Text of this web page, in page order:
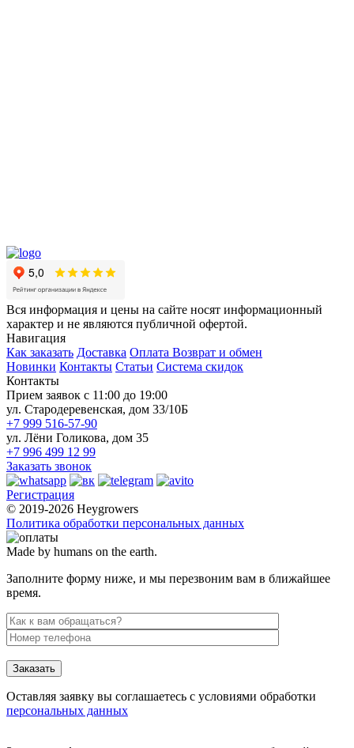
Вся информация и цены на сайте носят информационный
характер и не являются публичной офертой.
Навигация
Как заказать Доставка Оплата Возврат и обмен
Новинки Контакты Статьи Система скидок
Контакты
Прием заявок с 11:00 до 19:00
ул. Стародеревенская, дом 33/10Б
+7 999 516-57-90
ул. Лёни Голикова, дом 35
+7 996 499 12 99
Заказать звонок
Регистрация
© 2019-2026 Heygrowers
Политика обработки персональных данных
Made by humans on the earth.
Заполните форму ниже, и мы перезвоним вам в ближайшее
время.
Заказать
Оставляя заявку вы соглашаетесь с условиями обработки
персональных данных